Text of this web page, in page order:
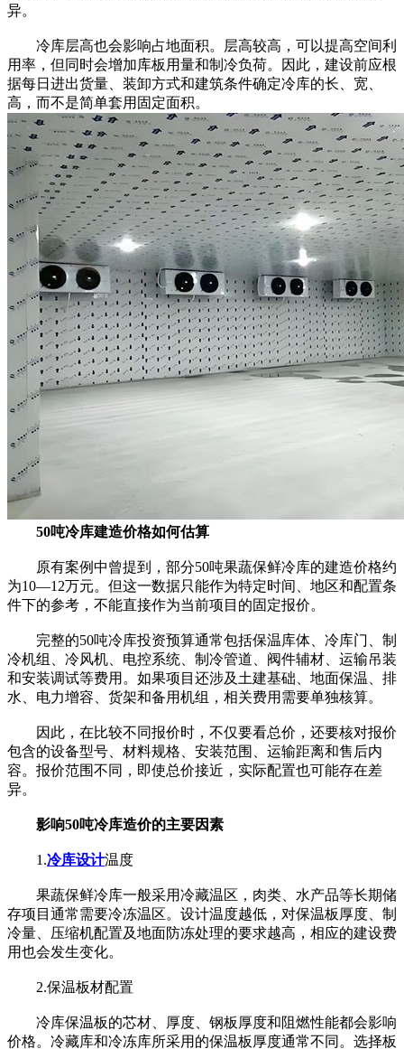
异。
冷库层高也会影响占地面积。层高较高，可以提高空间利
用率，但同时会增加库板用量和制冷负荷。因此，建设前应根
据每日进出货量、装卸方式和建筑条件确定冷库的长、宽、
高，而不是简单套用固定面积。
50吨冷库建造价格如何估算
原有案例中曾提到，部分50吨果蔬保鲜冷库的建造价格约
为10—12万元。但这一数据只能作为特定时间、地区和配置条
件下的参考，不能直接作为当前项目的固定报价。
完整的50吨冷库投资预算通常包括保温库体、冷库门、制
冷机组、冷风机、电控系统、制冷管道、阀件辅材、运输吊装
和安装调试等费用。如果项目还涉及土建基础、地面保温、排
水、电力增容、货架和备用机组，相关费用需要单独核算。
因此，在比较不同报价时，不仅要看总价，还要核对报价
包含的设备型号、材料规格、安装范围、运输距离和售后内
容。报价范围不同，即使总价接近，实际配置也可能存在差
异。
影响50吨冷库造价的主要因素
1.冷库设计温度
果蔬保鲜冷库一般采用冷藏温区，肉类、水产品等长期储
存项目通常需要冷冻温区。设计温度越低，对保温板厚度、制
冷量、压缩机配置及地面防冻处理的要求越高，相应的建设费
用也会发生变化。
2.保温板材配置
冷库保温板的芯材、厚度、钢板厚度和阻燃性能都会影响
价格。冷藏库和冷冻库所采用的保温板厚度通常不同。选择板